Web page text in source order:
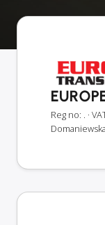
Reg no: . ·